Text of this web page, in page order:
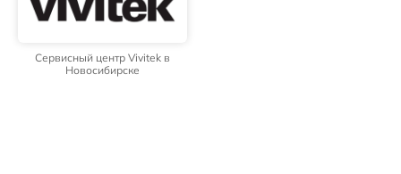
Сервисный центр Vivitek в
Новосибирске